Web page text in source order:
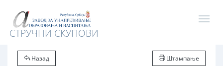
СТРУЧНИ СКУПОВИ
Назад Штампање